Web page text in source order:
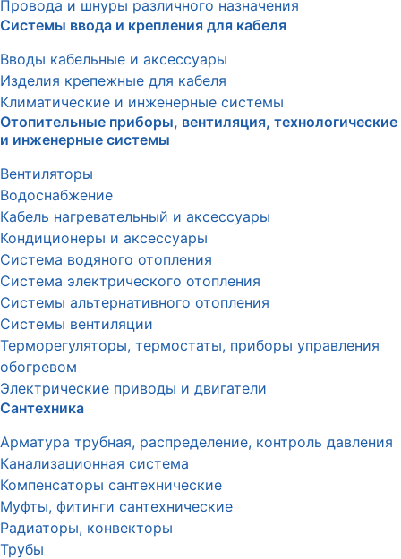
Провода и шнуры различного назначения
Системы ввода и крепления для кабеля
Вводы кабельные и аксессуары
Изделия крепежные для кабеля
Климатические и инженерные системы
Отопительные приборы, вентиляция, технологические
и инженерные системы
Вентиляторы
Водоснабжение
Кабель нагревательный и аксессуары
Кондиционеры и аксессуары
Система водяного отопления
Система электрического отопления
Системы альтернативного отопления
Системы вентиляции
Терморегуляторы, термостаты, приборы управления
обогревом
Электрические приводы и двигатели
Сантехника
Арматура трубная, распределение, контроль давления
Канализационная система
Компенсаторы сантехнические
Муфты, фитинги сантехнические
Радиаторы, конвекторы
Трубы